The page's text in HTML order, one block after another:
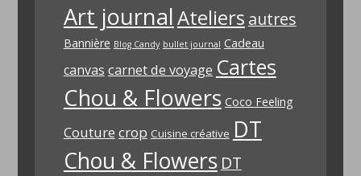
Art journalAteliers autres
Bannière Blog Candy bullet journal Cadeau
canvas carnet de voyage Cartes
Chou & Flowers Coco Feeling
Couture crop Cuisine créative DT
Chou & Flowers DT